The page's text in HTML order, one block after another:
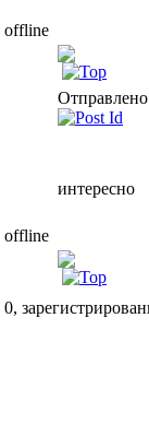
offline
offline
интересно